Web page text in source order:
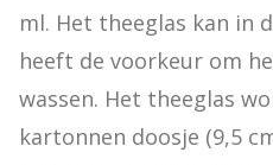
ml. Het theeglas kan in
heeft de voorkeur om
wassen. Het theeglas
kartonnen doosje (9,5